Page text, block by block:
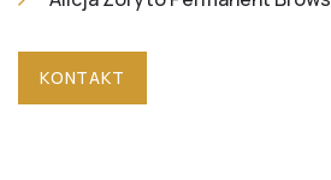
KONTAKT